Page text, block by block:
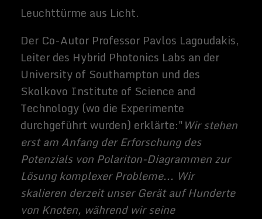
Sammy
Zimmerma
nns
Hallo, ich
schreibe hier
im Blog. Mein
Name ist
Sammy
Zimmermann
s und ich bin
freiberufliche
r Journalist
und